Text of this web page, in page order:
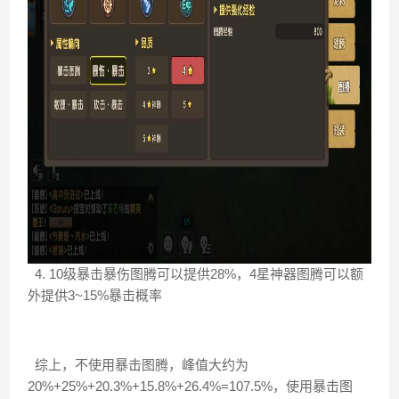
4. 10级暴击暴伤图腾可以提供28%，4星神器图腾可以额
外提供3~15%暴击概率
综上，不使用暴击图腾，峰值大约为
20%+25%+20.3%+15.8%+26.4%=107.5%，使用暴击图